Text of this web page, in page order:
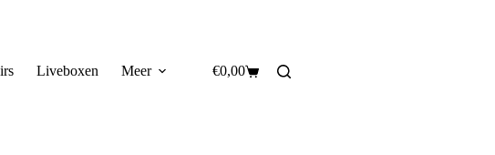
Liveboxen Meer Winkelwagen
€0,00